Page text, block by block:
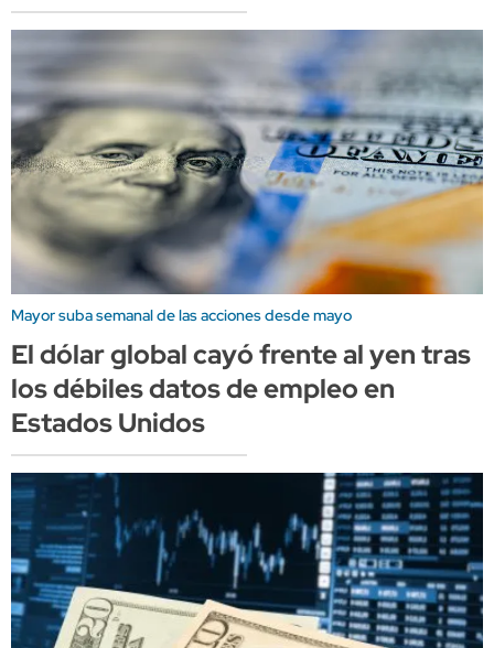
Mayor suba semanal de las acciones desde mayo
El dólar global cayó frente al yen tras
los débiles datos de empleo en
Estados Unidos